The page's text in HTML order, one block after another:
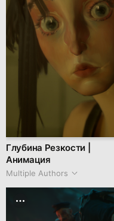
Глубина Резкости |
Анимация
Multiple Authors